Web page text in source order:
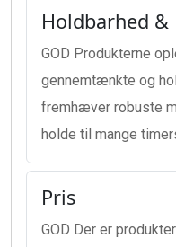
Holdbarhed &
GOD Produkterne
gennemtænkte og
fremhæver robuste
holde til mange
Pris
GOD Der er